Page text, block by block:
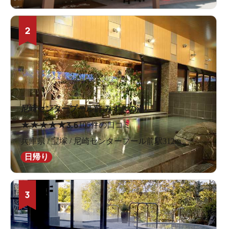
2
尼崎センタープール前 みずきの湯
★★★★★3.6105件の口コミ
兵庫県 / 宝塚 / 尼崎センタープール前駅312m
日帰り
3